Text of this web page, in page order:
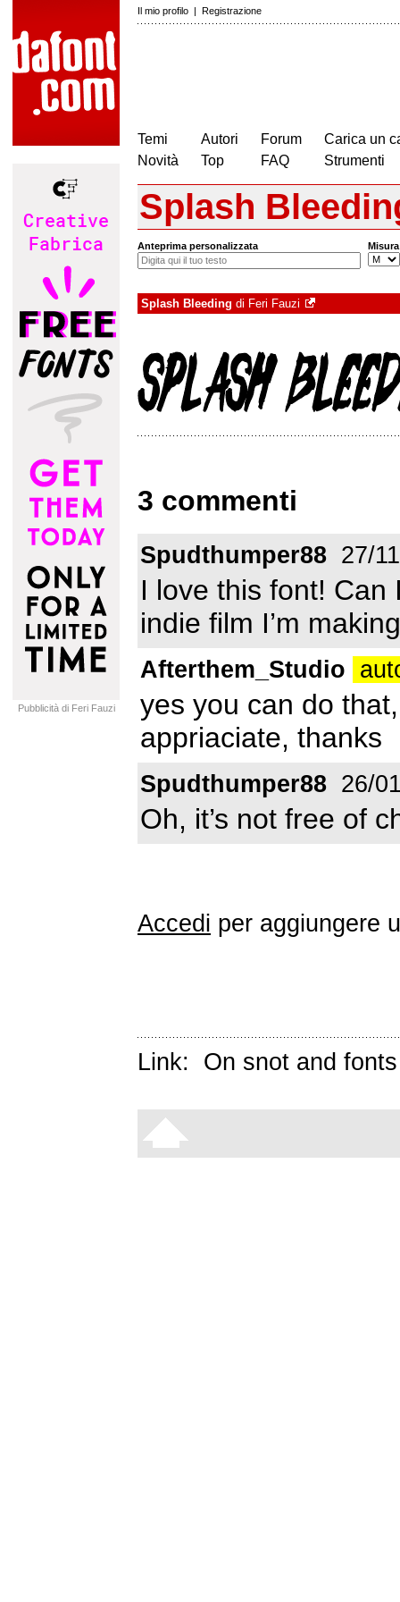
Il mio profilo | Registrazione
Temi
Novità
Autori
Top
Forum
FAQ
Carica un
Strumenti
Pubblicità di Feri Fauzi
Splash
Anteprima personalizzata Misura
Splash Bleeding di Feri Fauzi
3 commenti
Spudthumper88 27/
I love this font!
indie film I’m
Afterthem_Studio
yes you can do
appriaciate, thanks
Spudthumper88 26/
Oh, it’s not free of
Accedi per aggiungere
Link: On snot and fonts